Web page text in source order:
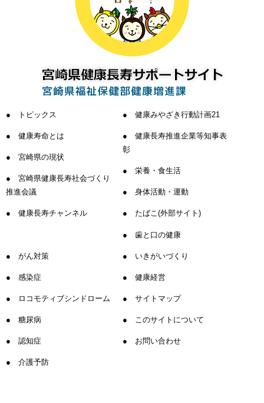
トピックス
健康寿命とは
宮崎県の現状
宮崎県健康長寿社会づくり
推進会議
健康長寿チャンネル
健康みやざき行動計画21
健康長寿推進企業等知事表
彰
栄養・食生活
身体活動・運動
たばこ(外部サイト)
歯と口の健康
がん対策
感染症
ロコモティブシンドローム
糖尿病
認知症
介護予防
いきがいづくり
健康経営
サイトマップ
このサイトについて
お問い合わせ